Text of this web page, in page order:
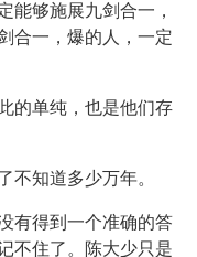
能够施展九剑合一，
合一，爆的人，一定
的单纯，也是他们存
不知道多少万年。
有得到一个准确的答
不住了。陈大少只是